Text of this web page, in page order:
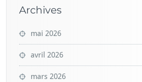
Archives
mai 2026
avril 2026
mars 2026